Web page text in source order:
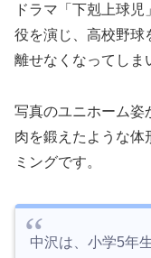
ドラマ「下剋上球
役を演じ、高校野球
離せなくなってしま
写真のユニホーム姿
肉を鍛えたような体
ミングです。
中沢は、小学5年